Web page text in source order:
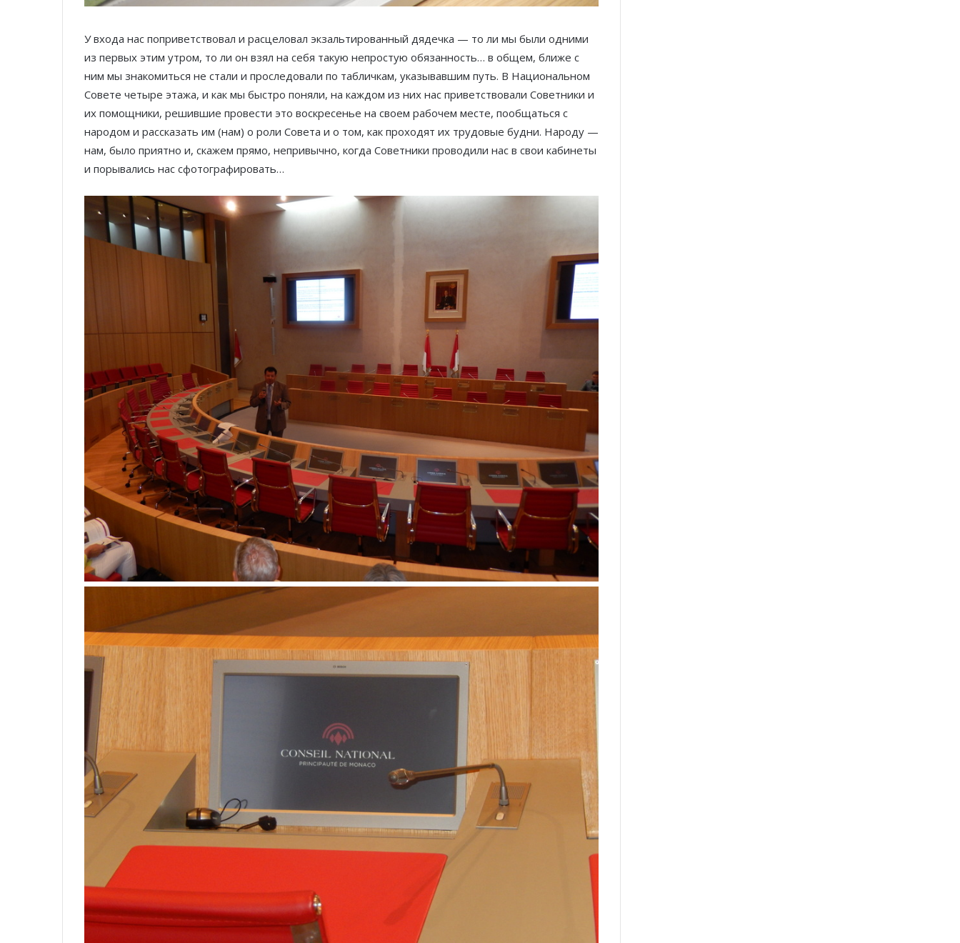
У входа нас поприветствовал и расцеловал экзальтированный дядечка — то ли мы были одними
из первых этим утром, то ли он взял на себя такую непростую обязанность… в общем, ближе с
ним мы знакомиться не стали и проследовали по табличкам, указывавшим путь. В Национальном
Совете четыре этажа, и как мы быстро поняли, на каждом из них нас приветствовали Советники и
их помощники, решившие провести это воскресенье на своем рабочем месте, пообщаться с
народом и рассказать им (нам) о роли Совета и о том, как проходят их трудовые будни. Народу —
нам, было приятно и, скажем прямо, непривычно, когда Советники проводили нас в свои кабинеты
и порывались нас сфотографировать…